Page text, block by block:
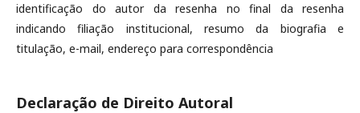
identificação do autor da resenha no final da resenha
indicando filiação institucional, resumo da biografia e
titulação, e-mail, endereço para correspondência
Declaração de Direito Autoral